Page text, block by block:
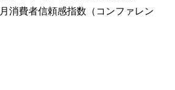
消費者信頼感指数（コンファレン